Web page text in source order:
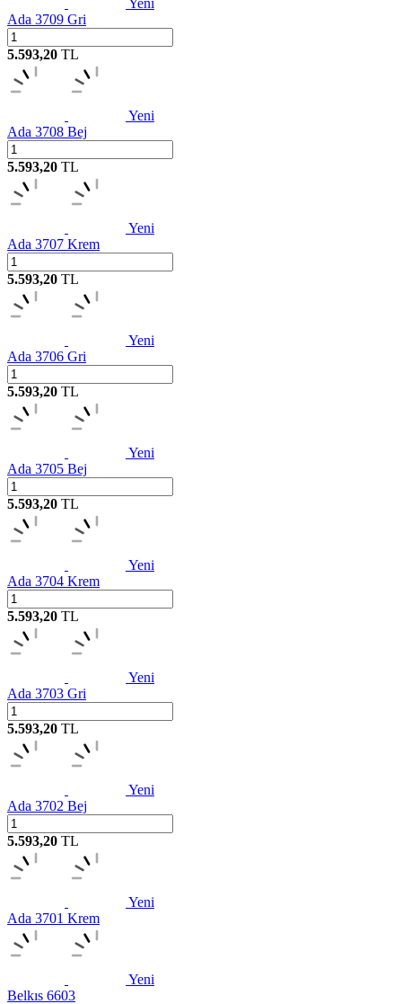
Ada 3709 Gri
5.593,20 TL
Yeni
Ada 3708 Bej
5.593,20 TL
Yeni
Ada 3707 Krem
5.593,20 TL
Yeni
Ada 3706 Gri
5.593,20 TL
Yeni
Ada 3705 Bej
5.593,20 TL
Yeni
Ada 3704 Krem
5.593,20 TL
Yeni
Ada 3703 Gri
5.593,20 TL
Yeni
Ada 3702 Bej
5.593,20 TL
Yeni
Ada 3701 Krem
Yeni
Belkıs 6603